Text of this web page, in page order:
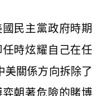
民主黨政府時期
時炫耀自己在任
美關係方向拆除了
朝著危險的賭博